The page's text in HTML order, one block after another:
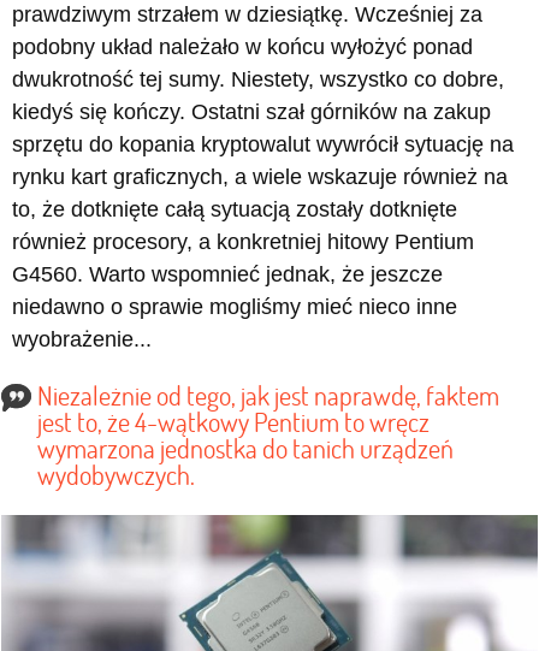
prawdziwym strzałem w dziesiątkę. Wcześniej za
podobny układ należało w końcu wyłożyć ponad
dwukrotność tej sumy. Niestety, wszystko co dobre,
kiedyś się kończy. Ostatni szał górników na zakup
sprzętu do kopania kryptowalut wywrócił sytuację na
rynku kart graficznych, a wiele wskazuje również na
to, że dotknięte całą sytuacją zostały dotknięte
również procesory, a konkretniej hitowy Pentium
G4560. Warto wspomnieć jednak, że jeszcze
niedawno o sprawie mogliśmy mieć nieco inne
wyobrażenie...
Niezależnie od tego, jak jest naprawdę, faktem
jest to, że 4-wątkowy Pentium to wręcz
wymarzona jednostka do tanich urządzeń
wydobywczych.